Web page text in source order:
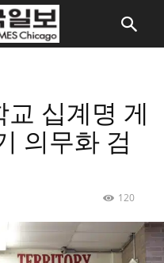
교 십계명 게
의무화 검
120